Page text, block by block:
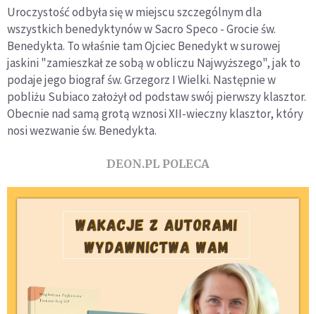
Uroczystość odbyła się w miejscu szczególnym dla
wszystkich benedyktynów w Sacro Speco - Grocie św.
Benedykta. To właśnie tam Ojciec Benedykt w surowej
jaskini "zamieszkał ze sobą w obliczu Najwyższego", jak to
podaje jego biograf św. Grzegorz I Wielki. Następnie w
pobliżu Subiaco założył od podstaw swój pierwszy klasztor.
Obecnie nad samą grotą wznosi XII-wieczny klasztor, który
nosi wezwanie św. Benedykta.
DEON.PL POLECA